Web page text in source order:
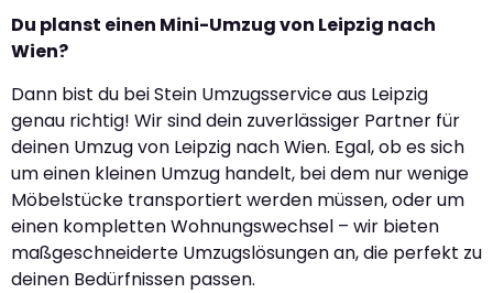
Du planst einen Mini-Umzug von Leipzig nach
Wien?
Dann bist du bei Stein Umzugsservice aus Leipzig
genau richtig! Wir sind dein zuverlässiger Partner für
deinen Umzug von Leipzig nach Wien. Egal, ob es sich
um einen kleinen Umzug handelt, bei dem nur wenige
Möbelstücke transportiert werden müssen, oder um
einen kompletten Wohnungswechsel – wir bieten
maßgeschneiderte Umzugslösungen an, die perfekt zu
deinen Bedürfnissen passen.